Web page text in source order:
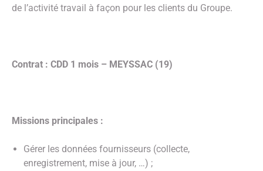
de l’activité travail à façon pour les clients du Groupe.
Contrat : CDD 1 mois – MEYSSAC (19)
Missions principales :
Gérer les données fournisseurs (collecte,
enregistrement, mise à jour, …) ;